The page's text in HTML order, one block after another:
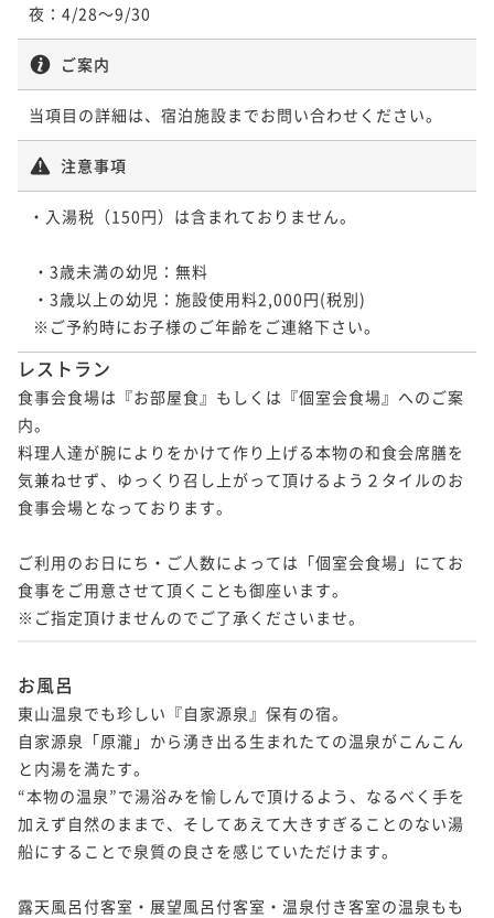
夜：4/28～9/30
ご案内
当項目の詳細は、宿泊施設までお問い合わせください。
注意事項
・入湯税（150円）は含まれておりません。
レストラン
食事会食場は『お部屋食』もしくは『個室会食場』へのご案
内。
料理人達が腕によりをかけて作り上げる本物の和食会席膳を
気兼ねせず、ゆっくり召し上がって頂けるよう２タイルのお
食事会場となっております。
ご利用のお日にち・ご人数によっては「個室会食場」にてお
食事をご用意させて頂くことも御座います。
※ご指定頂けませんのでご了承くださいませ。
お風呂
東山温泉でも珍しい『自家源泉』保有の宿。
自家源泉「原瀧」から湧き出る生まれたての温泉がこんこん
と内湯を満たす。
“本物の温泉”で湯浴みを愉しんで頂けるよう、なるべく手を
加えず自然のままで、そしてあえて大きすぎることのない湯
船にすることで泉質の良さを感じていただけます。
露天風呂付客室・展望風呂付客室・温泉付き客室の温泉もも